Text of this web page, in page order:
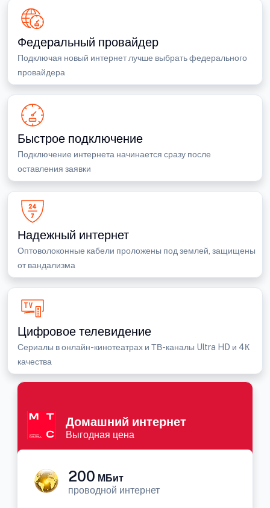
Федеральный провайдер
Подключая новый интернет лучше выбрать федерального
провайдера
Быстрое подключение
Подключение интернета начинается сразу после
оставления заявки
Надежный интернет
Оптоволоконные кабели проложены под землей, защищены
от вандализма
Цифровое телевидение
Сериалы в онлайн-кинотеатрах и ТВ-каналы Ultra HD и 4К
качества
Домашний интернет
Выгодная цена
200 МБит
проводной интернет